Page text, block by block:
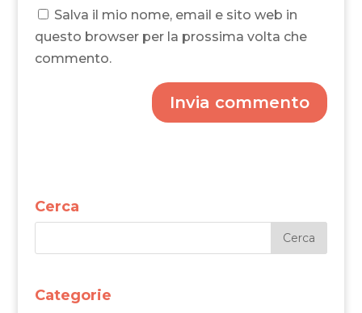
Salva il mio nome, email e sito web in
questo browser per la prossima volta che
commento.
Invia commento
Cerca
Categorie